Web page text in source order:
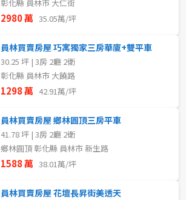
彰化縣 員林市 大仁街
2980 萬 35.05萬/坪
員林買賣房屋 巧寓獨家三房華廈+雙平車
30.25 坪 | 3房 2廳 2衛
彰化縣 員林市 大饒路
1298 萬 42.91萬/坪
員林買賣房屋 鄉林圓頂三房平車
41.78 坪 | 3房 2廳 2衛
鄉林圓頂 彰化縣 員林市 新生路
1588 萬 38.01萬/坪
員林買賣房屋 花壇長昇街美透天